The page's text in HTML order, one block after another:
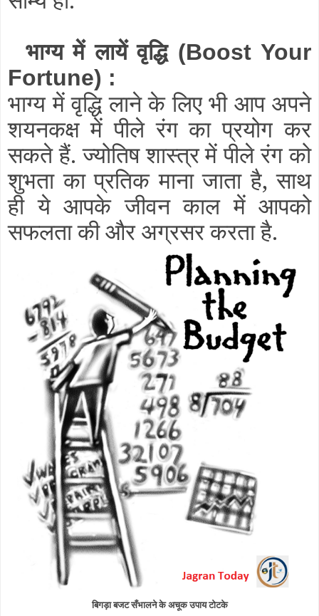
भाग्य में लायेंवृद्धि(Boost Your
Fortune) :
भाग्य में वृद्धि लाने के लिए भी आप अपने
शयनकक्ष में पीले रंग का प्रयोग कर
सकते हैं. ज्योतिष शास्त्र में पीले रंग को
शुभता का प्रतिक माना जाता है, साथ
ही ये आपके जीवन काल में आपको
सफलता की और अग्रसर करता है.
बिगड़ा बजट सँभालने के अचूक उपाय टोटके